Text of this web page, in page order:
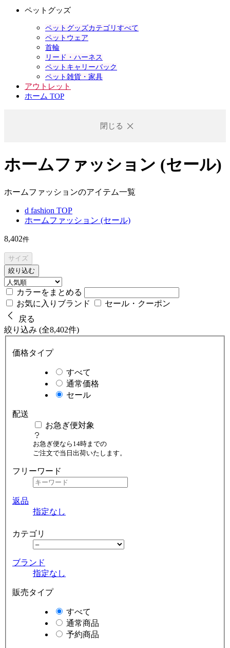
ペットグッズ
ペットグッズカテゴリすべて
ペットウェア
首輪
リード・ハーネス
ペットキャリーバック
ペット雑貨・家具
アウトレット
ホーム TOP
閉じる
ホームファッション (セール)
ホームファッションのアイテム一覧
d fashion TOP
ホームファッション (セール)
8,402件
サイズ
絞り込む
カラーをまとめる
お気に入りブランド
セール・クーポン
戻る
絞り込み (全8,402件)
価格タイプ
すべて
通常価格
セール
配送
お急ぎ便対象
お急ぎ便なら14時までの
ご注文で当日出荷いたします。
フリーワード
返品
指定なし
カテゴリ
ブランド
指定なし
販売タイプ
すべて
通常商品
予約商品